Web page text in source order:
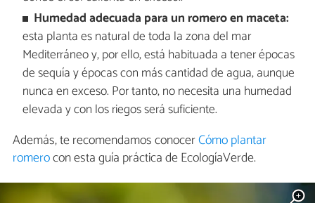
Humedad adecuada para un romero en maceta:
esta planta es natural de toda la zona del mar
Mediterráneo y, por ello, está habituada a tener épocas
de sequía y épocas con más cantidad de agua, aunque
nunca en exceso. Por tanto, no necesita una humedad
elevada y con los riegos será suficiente.
Además, te recomendamos conocerCómo plantar
romerocon esta guía práctica de EcologíaVerde.